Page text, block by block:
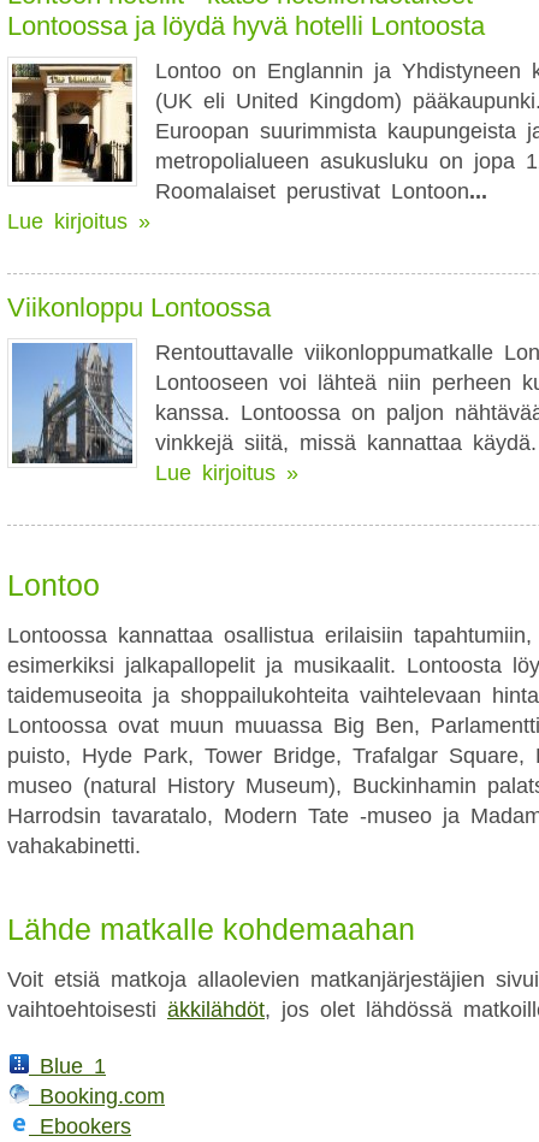
Lontoossa ja löydä hyvä hotelli Lontoosta
Lontoo on Englannin ja Yhdistyneen
(UK eli United Kingdom)
Euroopan suurimmista kaupungeista
metropolialueen asukusluku on jopa
Roomalaiset perustivat Lontoon...
Lue kirjoitus »
Viikonloppu Lontoossa
Rentouttavalle viikonloppumatkalle
Lontooseen voi lähteä niin perheen
kanssa. Lontoossa on paljon
vinkkejä siitä, missä kannattaa
Lue kirjoitus »
Lontoo
Lontoossa kannattaa osallistua erilaisiin
esimerkiksi jalkapallopelit ja musikaalit. Lontoosta
taidemuseoita ja shoppailukohteita vaihtelevaan
Lontoossa ovat muun muuassa Big Ben,
puisto, Hyde Park, Tower Bridge, Trafalgar Square,
museo (natural History Museum), Buckinhamin
Harrodsin tavaratalo, Modern Tate -museo ja
vahakabinetti.
Lähde matkalle kohdemaahan
Voit etsiä matkoja allaolevien matkanjärjestäjien
vaihtoehtoisesti äkkilähdöt, jos olet lähdössä
Blue 1
Booking.com
Ebookers